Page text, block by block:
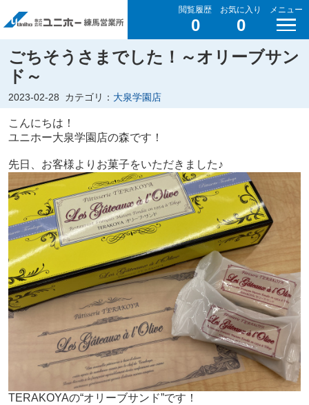
閲覧履歴
0
お気に入り
0
メニュー
ごちそうさまでした！～オリーブサン
ド～
2023-02-28 カテゴリ： 大泉学園店
こんにちは！
ユニホー大泉学園店の森です！
先日、お客様よりお菓子をいただきました♪
TERAKOYAの“オリーブサンド”です！